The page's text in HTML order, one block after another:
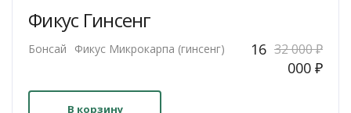
Фикус Гинсенг
Бонсай Фикус Микрокарпа (гинсенг) 32 000₽
16
000 ₽
В корзину